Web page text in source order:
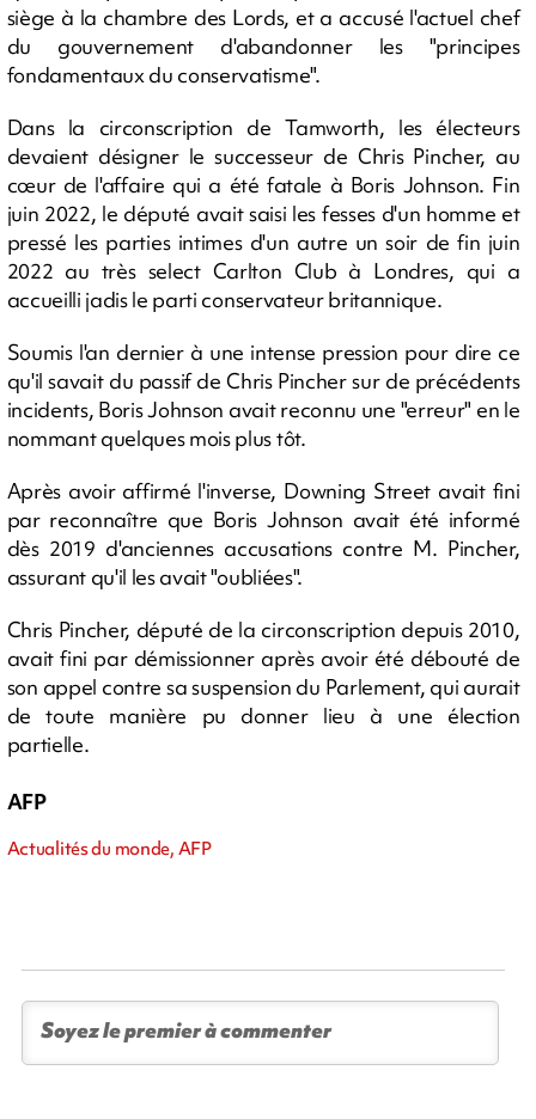
siège à la chambre des Lords, et a accusé l'actuel chef
du gouvernement d'abandonner les "principes
fondamentaux du conservatisme".
Dans la circonscription de Tamworth, les électeurs
devaient désigner le successeur de Chris Pincher, au
cœur de l'affaire qui a été fatale à Boris Johnson. Fin
juin 2022, le député avait saisi les fesses d'un homme et
pressé les parties intimes d'un autre un soir de fin juin
2022 au très select Carlton Club à Londres, qui a
accueilli jadis le parti conservateur britannique.
Soumis l'an dernier à une intense pression pour dire ce
qu'il savait du passif de Chris Pincher sur de précédents
incidents, Boris Johnson avait reconnu une "erreur" en le
nommant quelques mois plus tôt.
Après avoir affirmé l'inverse, Downing Street avait fini
par reconnaître que Boris Johnson avait été informé
dès 2019 d'anciennes accusations contre M. Pincher,
assurant qu'il les avait "oubliées".
Chris Pincher, député de la circonscription depuis 2010,
avait fini par démissionner après avoir été débouté de
son appel contre sa suspension du Parlement, qui aurait
de toute manière pu donner lieu à une élection
partielle.
AFP
Actualités du monde, AFP